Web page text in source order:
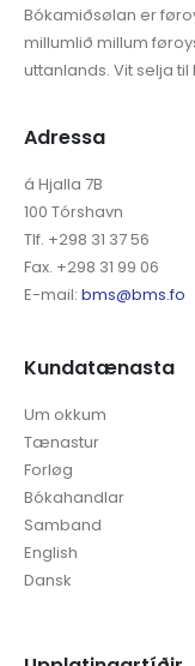
Bókamiðsølan er
millumlið millum
uttanlands. Vit selja
Adressa
á Hjalla 7B
100 Tórshavn
Tlf. +298 31 37 56
Fax. +298 31 99 06
E-mail: bms@bms.fo
Kundatænasta
Um okkum
Tænastur
Forløg
Bókahandlar
Samband
English
Dansk